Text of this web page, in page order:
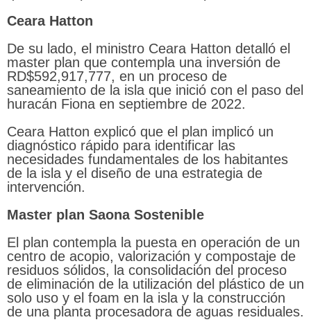
Ceara Hatton
De su lado, el ministro Ceara Hatton detalló el
master plan que contempla una inversión de
RD$592,917,777, en un proceso de
saneamiento de la isla que inició con el paso del
huracán Fiona en septiembre de 2022.
Ceara Hatton explicó que el plan implicó un
diagnóstico rápido para identificar las
necesidades fundamentales de los habitantes
de la isla y el diseño de una estrategia de
intervención.
Master plan Saona Sostenible
El plan contempla la puesta en operación de un
centro de acopio, valorización y compostaje de
residuos sólidos, la consolidación del proceso
de eliminación de la utilización del plástico de un
solo uso y el foam en la isla y la construcción
de una planta procesadora de aguas residuales.